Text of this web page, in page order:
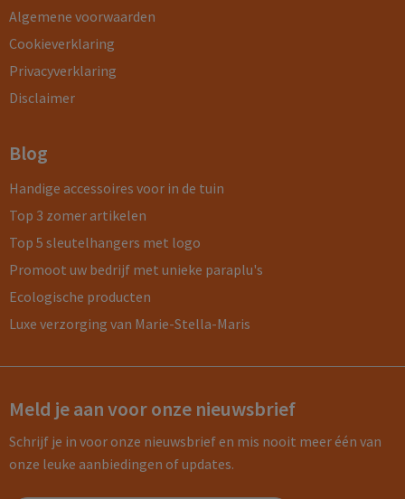
Algemene voorwaarden
Cookieverklaring
Privacyverklaring
Disclaimer
Blog
Handige accessoires voor in de tuin
Top 3 zomer artikelen
Top 5 sleutelhangers met logo
Promoot uw bedrijf met unieke paraplu's
Ecologische producten
Luxe verzorging van Marie-Stella-Maris
Meld je aan voor onze nieuwsbrief
Schrijf je in voor onze nieuwsbrief en mis nooit meer één van
onze leuke aanbiedingen of updates.